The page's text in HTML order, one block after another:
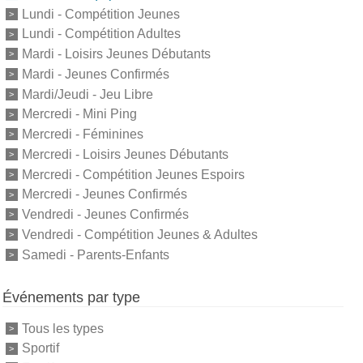
Lundi - Compétition Jeunes
Lundi - Compétition Adultes
Mardi - Loisirs Jeunes Débutants
Mardi - Jeunes Confirmés
Mardi/Jeudi - Jeu Libre
Mercredi - Mini Ping
Mercredi - Féminines
Mercredi - Loisirs Jeunes Débutants
Mercredi - Compétition Jeunes Espoirs
Mercredi - Jeunes Confirmés
Vendredi - Jeunes Confirmés
Vendredi - Compétition Jeunes & Adultes
Samedi - Parents-Enfants
Événements par type
Tous les types
Sportif